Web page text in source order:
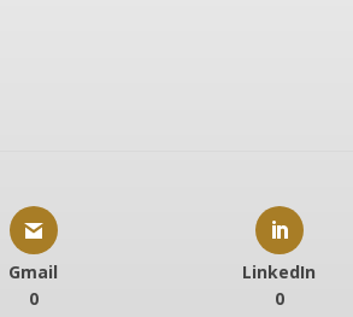
Gmail
0
LinkedIn
0